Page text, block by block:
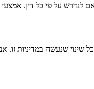
לנדרש על פי כל דין.
שנעשה במדיניות זו.